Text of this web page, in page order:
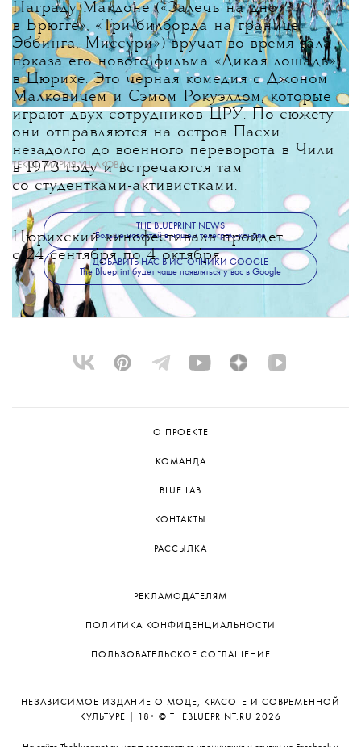
Награду Макдоне («Залечь на дно
в Брюгге», «Три билборда на границе
Эббинга, Миссури») вручат во время гала-
показа его нового фильма «Дикая лошадь»
в Цюрихе. Это черная комедия с Джоном
Малковичем и Сэмом Рокуэллом, которые
играют двух сотрудников ЦРУ. По сюжету
они отправляются на остров Пасхи
незадолго до военного переворота в Чили
в 1973 году и встречаются там
со студентками-активистками.
Цюрихский кинофестиваль пройдет
с 24 сентября по 4 октября.
ТЕКСТ:МАРИЯ УШАКОВА
THE BLUEPRINT NEWS
Больше новостей в нашем телеграм-канале
ДОБАВИТЬ НАС В ИСТОЧНИКИ GOOGLE
The Blueprint будет чаще появляться у вас в Google
О ПРОЕКТЕ
КОМАНДА
BLUE LAB
КОНТАКТЫ
РАССЫЛКА
РЕКЛАМОДАТЕЛЯМ
ПОЛИТИКА КОНФИДЕНЦИАЛЬНОСТИ
ПОЛЬЗОВАТЕЛЬСКОЕ СОГЛАШЕНИЕ
НЕЗАВИСИМОЕ ИЗДАНИЕ О МОДЕ, КРАСОТЕ И СОВРЕМЕННОЙ
КУЛЬТУРЕ | 18+ © THEBLUEPRINT.RU 2026